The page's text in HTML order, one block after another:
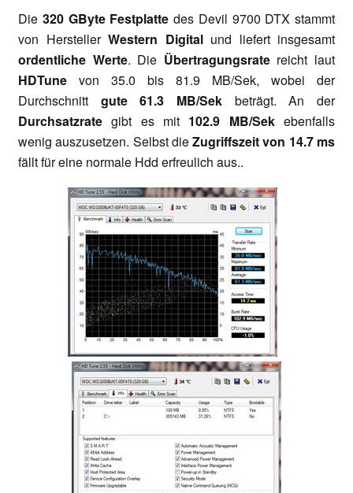
Die 320 GByte Festplatte des Devil 9700 DTX stammt
von Hersteller Western Digitalund liefert insgesamt
ordentliche Werte. Die Übertragungsratereicht laut
HDTune von 35.0 bis 81.9 MB/Sek, wobei der
Durchschnitt gute 61.3 MB/Sek beträgt. An der
Durchsatzrate gibt es mit 102.9 MB/Sekebenfalls
wenig auszusetzen. Selbst dieZugriffszeit von 14.7 ms
fällt für eine normale Hdd erfreulich aus..